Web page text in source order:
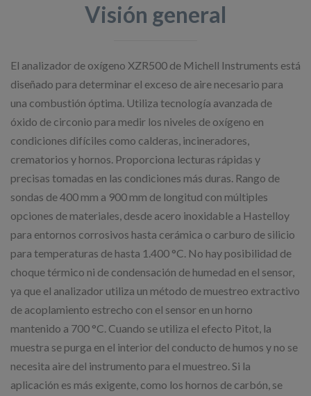
Visión general
El analizador de oxígeno XZR500 de Michell Instruments está
diseñado para determinar el exceso de aire necesario para
una combustión óptima. Utiliza tecnología avanzada de
óxido de circonio para medir los niveles de oxígeno en
condiciones difíciles como calderas, incineradores,
crematorios y hornos. Proporciona lecturas rápidas y
precisas tomadas en las condiciones más duras. Rango de
sondas de 400 mm a 900 mm de longitud con múltiples
opciones de materiales, desde acero inoxidable a Hastelloy
para entornos corrosivos hasta cerámica o carburo de silicio
para temperaturas de hasta 1.400 °C. No hay posibilidad de
choque térmico ni de condensación de humedad en el sensor,
ya que el analizador utiliza un método de muestreo extractivo
de acoplamiento estrecho con el sensor en un horno
mantenido a 700 °C. Cuando se utiliza el efecto Pitot, la
muestra se purga en el interior del conducto de humos y no se
necesita aire del instrumento para el muestreo. Si la
aplicación es más exigente, como los hornos de carbón, se